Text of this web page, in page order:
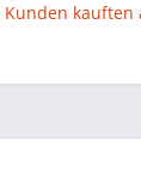
Kunden kauften